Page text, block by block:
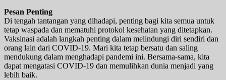
Pesan Penting
Di tengah tantangan yang dihadapi, penting bagi kita semua untuk
tetap waspada dan mematuhi protokol kesehatan yang ditetapkan.
Vaksinasi adalah langkah penting dalam melindungi diri sendiri dan
orang lain dari COVID-19. Mari kita tetap bersatu dan saling
mendukung dalam menghadapi pandemi ini. Bersama-sama, kita
dapat mengatasi COVID-19 dan memulihkan dunia menjadi yang
lebih baik.